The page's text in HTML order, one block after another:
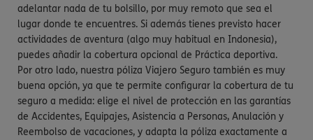
adelantar nada de tu bolsillo, por muy remoto que sea el
lugar donde te encuentres. Si además tienes previsto hacer
actividades de aventura (algo muy habitual en Indonesia),
puedes añadir la cobertura opcional de Práctica deportiva.
Por otro lado, nuestra póliza Viajero Seguro también es muy
buena opción, ya que te permite configurar la cobertura de tu
seguro a medida: elige el nivel de protección en las garantías
de Accidentes, Equipajes, Asistencia a Personas, Anulación y
Reembolso de vacaciones, y adapta la póliza exactamente a